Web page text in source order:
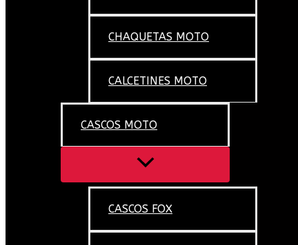
CHAQUETAS MOTO
CALCETINES MOTO
CASCOS MOTO
CASCOS FOX